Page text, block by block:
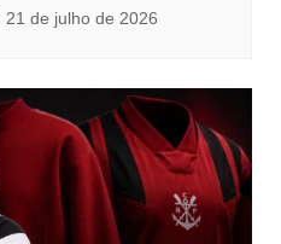
21 de julho de 2026